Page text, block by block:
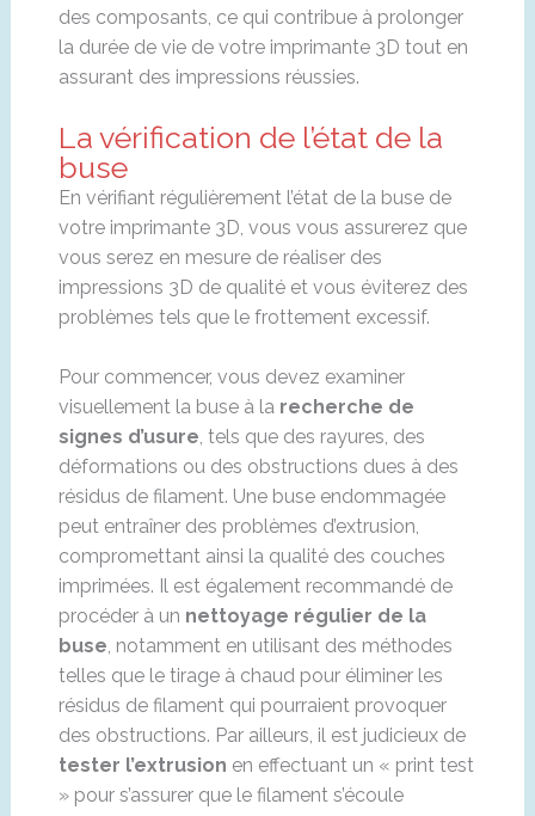
des composants, ce qui contribue à prolonger
la durée de vie de votre imprimante 3D tout en
assurant des impressions réussies.
La vérification de l’état de la
buse
En vérifiant régulièrement l’état de la buse de
votre imprimante 3D, vous vous assurerez que
vous serez en mesure de réaliser des
impressions 3D de qualité et vous éviterez des
problèmes tels que le frottement excessif.
Pour commencer, vous devez examiner
visuellement la buse à la recherche de
signes d’usure, tels que des rayures, des
déformations ou des obstructions dues à des
résidus de filament. Une buse endommagée
peut entraîner des problèmes d’extrusion,
compromettant ainsi la qualité des couches
imprimées. Il est également recommandé de
procéder à un nettoyage régulier de la
buse, notamment en utilisant des méthodes
telles que le tirage à chaud pour éliminer les
résidus de filament qui pourraient provoquer
des obstructions. Par ailleurs, il est judicieux de
tester l’extrusion en effectuant un « print test
» pour s’assurer que le filament s’écoule